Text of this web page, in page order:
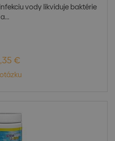
vody likviduje baktérie
a...
€